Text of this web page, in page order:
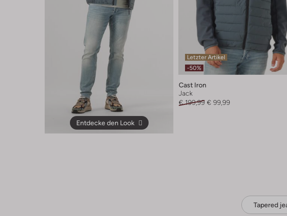
Entdecke den Look
Letzter Artikel
-50%
Cast Iron
Jack
€ 199,99 € 99,99
Tapered